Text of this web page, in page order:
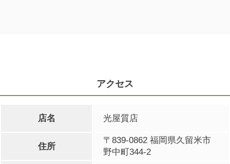
アクセス
店名 光屋質店
住所
〒839-0862 福岡県久留米市
野中町344-2